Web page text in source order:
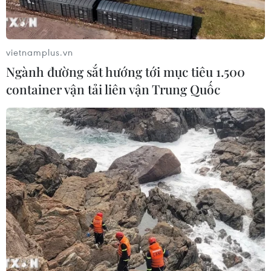
03/08/2026 07:42
CƠ QUAN CHỦ QUẢN: THÔNG TẤN XÃ VIỆT NAM
Tổng Biên tập: TRẦN TIẾN DUẨN
Phó Tổng Biên tập: NGUYỄN THỊ TÁM, KHÚC THANH
THỦY
Sở hữu trí tuệ
Quy định sử dụng
vietnamplus.vn
Ngành đường sắt hướng tới mục tiêu 1.500
container vận tải liên vận Trung Quốc